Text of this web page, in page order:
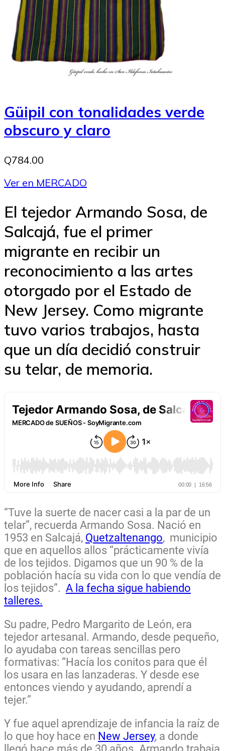
Güipil con tonalidades verde
obscuro y claro
Q784.00
Ver en MERCADO
El tejedor Armando Sosa, de
Salcajá, fue el primer
migrante en recibir un
reconocimiento a las artes
otorgado por el Estado de
New Jersey. Como migrante
tuvo varios trabajos, hasta
que un día decidió construir
su telar, de memoria.
“Tuve la suerte de nacer casi a la par de un
telar”, recuerda Armando Sosa. Nació en
1953 en Salcajá, Quetzaltenango, municipio
que en aquellos allos “prácticamente vivía
de los tejidos. Digamos que un 90 % de la
población hacía su vida con lo que vendía de
los tejidos”. A la fecha sigue habiendo
talleres.
Su padre, Pedro Margarito de León, era
tejedor artesanal. Armando, desde pequeño,
lo ayudaba con tareas sencillas pero
formativas: “Hacía los conitos para que él
los usara en las lanzaderas. Y desde ese
entonces viendo y ayudando, aprendí a
tejer.”
Y fue aquel aprendizaje de infancia la raíz de
lo que hoy hace en New Jersey, a donde